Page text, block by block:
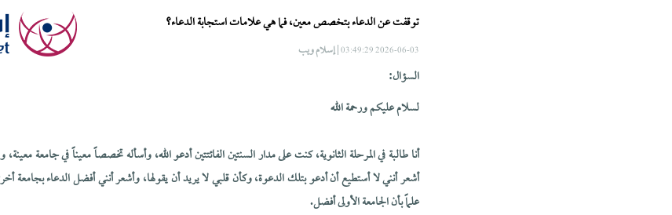
توقفت عن الدعاء بتخصص معين، فما هي علامات استجابة الدعاء؟
2026-06-03 03:49:29 | إسلام ويب
السؤال:
لسلام عليكم ورحمة الله
أنا طالبة في المرحلة الثانوية، كنت على مدار السنتين الفائتتين أدعو الله، وأسأله تخصصاً معيناً في جامعة
أشعر أنني لا أستطيع أن أدعو بتلك الدعوة، وكأن قلبي لا يريد أن يقولها، وأشعر أنني أفضل الدعاء بجامعة
علماً بأن الجامعة الأولى أفضل.